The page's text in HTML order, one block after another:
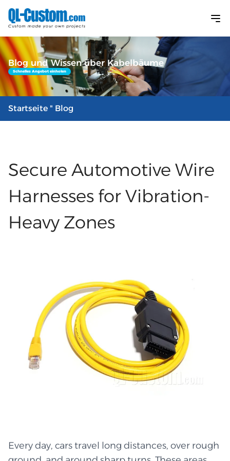
Blog und Wissen über Kabelbäume
Schnelles Angebot einholen
Startseite " Blog
Secure Automotive Wire
Harnesses for Vibration-
Heavy Zones
Every day, cars travel long distances, over rough